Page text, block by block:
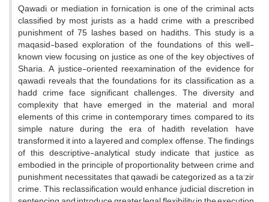
Qawadi, or mediation in fornication, is one of the criminal acts
classified by most jurists as a hadd crime, with a prescribed
punishment of 75 lashes based on hadiths. This study is a
maqasid-based exploration of the foundations of this well-
known view, focusing on justice as one of the key objectives of
Sharia. A justice-oriented reexamination of the evidence for
qawadi reveals that the foundations for its classification as a
hadd crime face significant challenges. The diversity and
complexity that have emerged in the material and moral
elements of this crime in contemporary times, compared to its
simple nature during the era of hadith revelation, have
transformed it into a layered and complex offense. The findings
of this descriptive-analytical study indicate that justice, as
embodied in the principle of proportionality between crime and
punishment, necessitates that qawadi be categorized as a ta'zir
crime. This reclassification would enhance judicial discretion in